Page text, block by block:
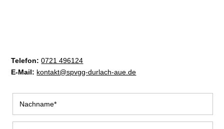
Telefon: 0721 496124
E-Mail: kontakt@spvgg-durlach-aue.de